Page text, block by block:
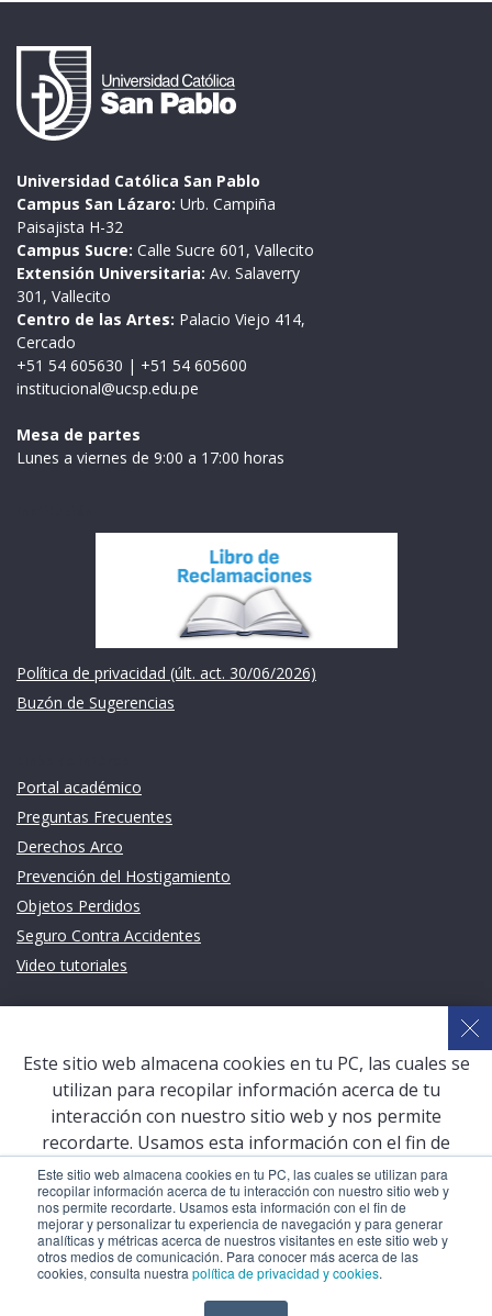
Este sitio web almacena cookies en tu PC, las cuales se utilizan para
recopilar información acerca de tu interacción con nuestro sitio web y
nos permite recordarte. Usamos esta información con el fin de
mejorar y personalizar tu experiencia de navegación y para generar
analíticas y métricas acerca de nuestros visitantes en este sitio web y
otros medios de comunicación. Para conocer más acerca de las
cookies, consulta nuestra política de privacidad y cookies.
Universidad Católica San Pablo
Campus San Lázaro: Urb. Campiña
Paisajista H-32
Campus Sucre: Calle Sucre 601, Vallecito
Extensión Universitaria: Av. Salaverry
301, Vallecito
Centro de las Artes: Palacio Viejo 414,
Cercado
+51 54 605630 | +51 54 605600
institucional@ucsp.edu.pe
Mesa de partes
Lunes a viernes de 9:00 a 17:00 horas
Política de privacidad (últ. act. 30/06/2026)
Buzón de Sugerencias
Portal académico
Preguntas Frecuentes
Derechos Arco
Prevención del Hostigamiento
Objetos Perdidos
Seguro Contra Accidentes
Video tutoriales
Sistema de Gestión Académica (SGA)
Defensoría Universitaria
Terceros vinculados
San Pablo Mail
Aula Virtual Pregrado
Aula Virtual Postgrado
Este sitio web almacena cookies en tu PC, las cuales se
utilizan para recopilar información acerca de tu
interacción con nuestro sitio web y nos permite
recordarte. Usamos esta información con el fin de
mejorar y personalizar tu experiencia de navegación y
para generar analíticas y métricas acerca de nuestros
visitantes en este sitio web y otros medios de
comunicación. Para conocer más acerca de las cookies,
consulta nuestrapolítica de privacidad y cookies